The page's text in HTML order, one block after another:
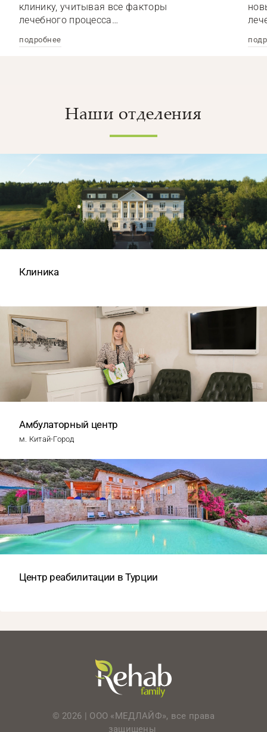
клинику, учитывая все факторы
лечебного процесса…
подробнее
Наши отделения
Клиника
Амбулаторный центр
м. Китай-Город
Центр реабилитации в Турции
© 2026 | ООО «МЕДЛАЙФ», все права
защищены